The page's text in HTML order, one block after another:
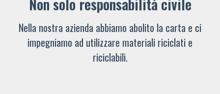
Non solo responsabilità civile
Nella nostra azienda abbiamo abolito la carta e ci
impegniamo ad utilizzare materiali riciclati e
riciclabili.